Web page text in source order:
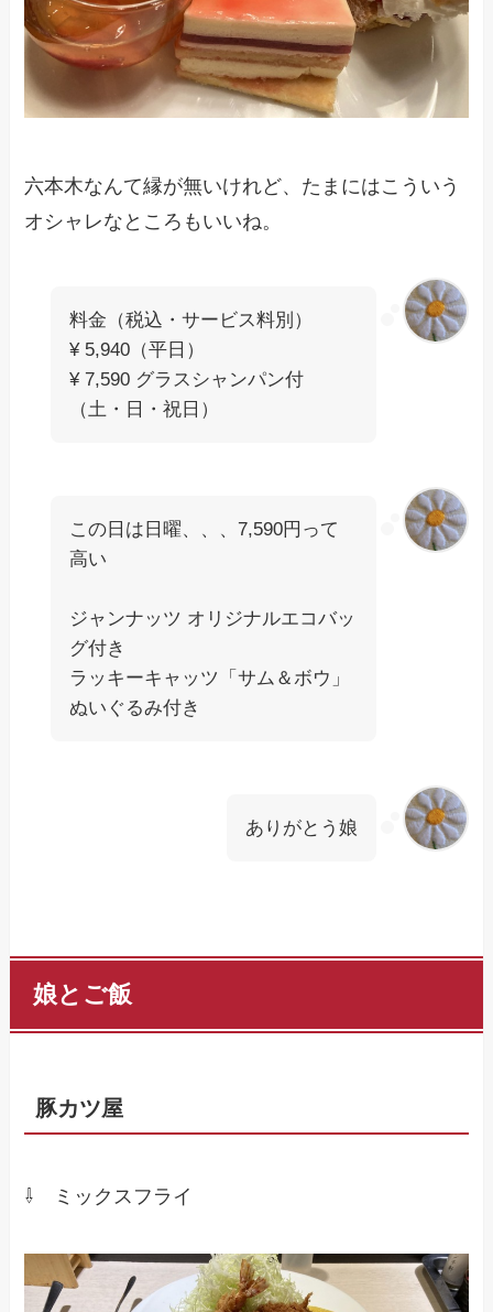
六本木なんて縁が無いけれど、たまにはこういう
オシャレなところもいいね。
料金（税込・サービス料別）
¥ 5,940（平日）
¥ 7,590 グラスシャンパン付
（土・日・祝日）
この日は日曜、、、7,590円って
高い
ジャンナッツ オリジナルエコバッ
グ付き
ラッキーキャッツ「サム＆ボウ」
ぬいぐるみ付き
ありがとう娘
娘とご飯
豚カツ屋
⇩ ミックスフライ